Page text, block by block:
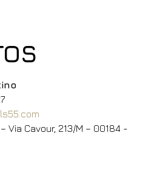
Via Cavour, 213/M – 00184 -